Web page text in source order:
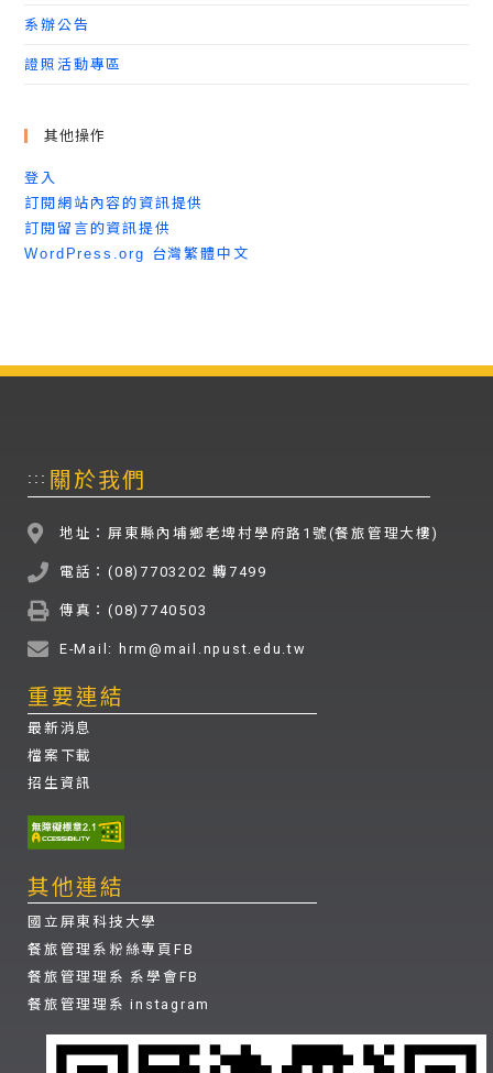
系辦公告
證照活動專區
其他操作
登入
訂閱網站內容的資訊提供
訂閱留言的資訊提供
WordPress.org 台灣繁體中文
::: 關於我們
地址：屏東縣內埔鄉老埤村學府路1號(餐旅管理大樓)
電話：(08)7703202 轉7499
傳真：(08)7740503
E-Mail: hrm@mail.npust.edu.tw
重要連結
最新消息
檔案下載
招生資訊
其他連結
國立屏東科技大學
餐旅管理系粉絲專頁FB
餐旅管理理系 系學會FB
餐旅管理理系 instagram